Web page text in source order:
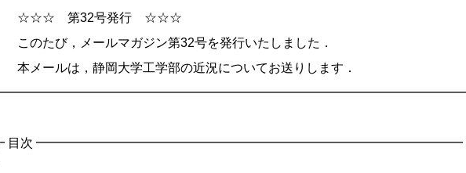
第32号発行 ☆☆☆
のたび，メールマガジン第32号を発行いたしました．
メールは，静岡大学工学部の近況についてお送りします．
目次 ━━━━━━━━━━━━━━━━━━━━━━━━━━━━━━━━━━